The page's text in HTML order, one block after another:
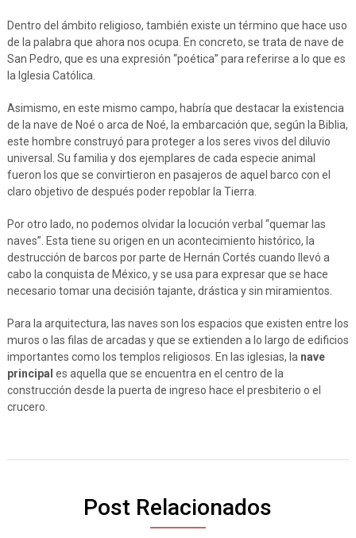
Dentro del ámbito religioso, también existe un término que hace uso
de la palabra que ahora nos ocupa. En concreto, se trata de nave de
San Pedro, que es una expresión “poética” para referirse a lo que es
la Iglesia Católica.
Asimismo, en este mismo campo, habría que destacar la existencia
de la nave de Noé o arca de Noé, la embarcación que, según la Biblia,
este hombre construyó para proteger a los seres vivos del diluvio
universal. Su familia y dos ejemplares de cada especie animal
fueron los que se convirtieron en pasajeros de aquel barco con el
claro objetivo de después poder repoblar la Tierra.
Por otro lado, no podemos olvidar la locución verbal “quemar las
naves”. Esta tiene su origen en un acontecimiento histórico, la
destrucción de barcos por parte de Hernán Cortés cuando llevó a
cabo la conquista de México, y se usa para expresar que se hace
necesario tomar una decisión tajante, drástica y sin miramientos.
Para la arquitectura, las naves son los espacios que existen entre los
muros o las filas de arcadas y que se extienden a lo largo de edificios
importantes como los templos religiosos. En las iglesias, la nave
principal es aquella que se encuentra en el centro de la
construcción desde la puerta de ingreso hace el presbiterio o el
crucero.
Post Relacionados